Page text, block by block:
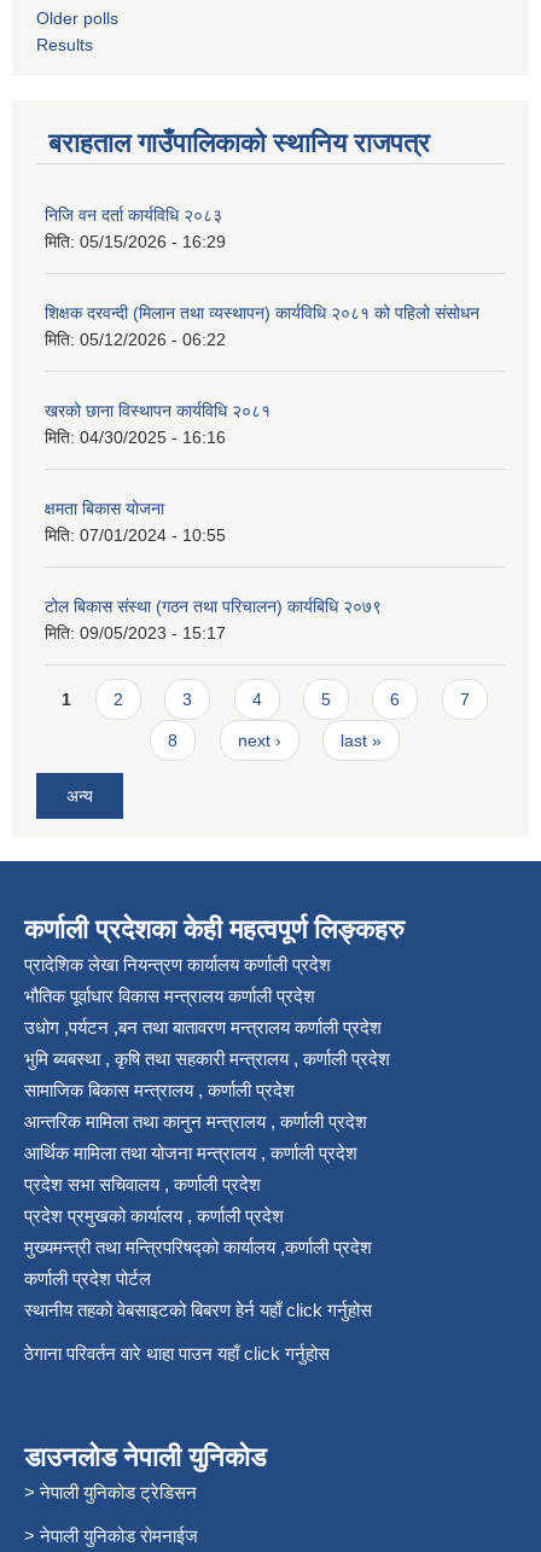
Older polls
Results
बराहताल गाउँपालिकाको स्थानिय राजपत्र
निजि वन दर्ता कार्यविधि २०८३
मिति: 05/15/2026 - 16:29
शिक्षक दरवन्दी (मिलान तथा व्यस्थापन) कार्यविधि २०८१ को पहिलो संसोधन
मिति: 05/12/2026 - 06:22
खरको छाना विस्थापन कार्यविधि २०८१
मिति: 04/30/2025 - 16:16
क्षमता बिकास योजना
मिति: 07/01/2024 - 10:55
टोल बिकास संस्था (गठन तथा परिचालन) कार्यबिधि २०७९
मिति: 09/05/2023 - 15:17
Pages
1 2 3 4 5 6 7
8 next › last »
अन्य
कर्णाली प्रदेशका केही महत्वपूर्ण लिङ्कहरु
प्रादेशिक लेखा नियन्त्रण कार्यालय कर्णाली प्रदेश
भौतिक पूर्वाधार विकास मन्त्रालय कर्णाली प्रदेश
उधोग ,पर्यटन ,बन तथा बातावरण मन्त्रालय कर्णाली प्रदेश
भुमि ब्यबस्था , कृषि तथा सहकारी मन्त्रालय , कर्णाली प्रदेश
सामाजिक बिकास मन्त्रालय , कर्णाली प्रदेश
आन्तरिक मामिला तथा कानुन मन्त्रालय , कर्णाली प्रदेश
आर्थिक मामिला तथा योजना मन्त्रालय , कर्णाली प्रदेश
प्रदेश सभा सचिवालय , कर्णाली प्रदेश
प्रदेश प्रमुखको कार्यालय , कर्णाली प्रदेश
मुख्यमन्त्री तथा मन्त्रिपरिषद्को कार्यालय ,कर्णाली प्रदेश
कर्णाली प्रदेश पोर्टल
स्थानीय तहको वेबसाइटको बिबरण हेर्न यहाँ click गर्नुहोस
ठेगाना परिवर्तन वारे थाहा पाउन यहाँ click गर्नुहोस
डाउनलोड नेपाली युनिकोड
> नेपाली युनिकोड ट्रेडिसन
> नेपाली युनिकोड रोमनाईज